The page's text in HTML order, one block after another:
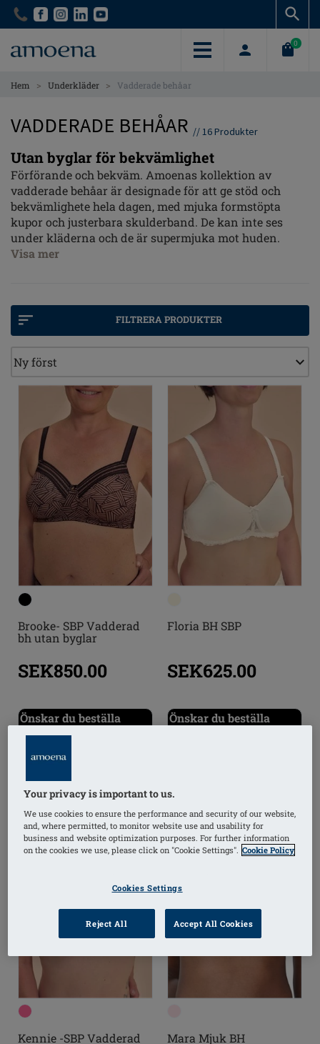
Skip
content
Skip
content
0
Hem > Underkläder > Vadderade behåar
VADDERADE BEHÅAR //16Produkter
Utan byglar för bekvämlighet
Förförande och bekväm. Amoenas kollektion av
vadderade behåar är designade för att ge stöd och
bekvämlighete hela dagen, med mjuka formstöpta
kupor och justerbara skulderband. De kan inte ses
under kläderna och de är supermjuka mot huden.
Visa mer
FILTRERA PRODUKTER
Brooke- SBP Vadderad
bh utan byglar
SEK850.00
Önskar du beställa
något?
Floria BH SBP
SEK625.00
Önskar du beställa
Kennie -SBP Vadderad
Mara Mjuk BH
Your privacy is important to us.
We use cookies to ensure the performance and security of our website,
and, where permitted, to monitor website use and usability for
business and website optimization purposes. For further information
on the cookies we use, please click on "Cookie Settings". Cookie Policy
Cookies Settings
Reject All Accept All Cookies